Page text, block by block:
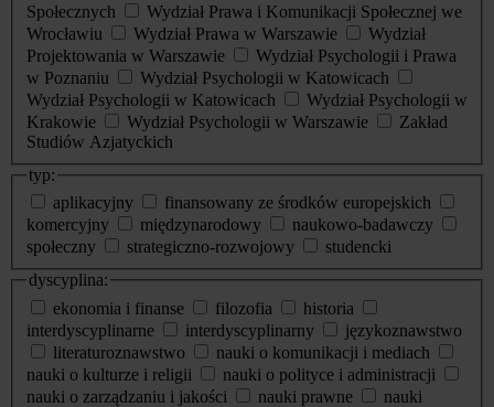
Społecznych
Wydział Prawa i Komunikacji Społecznej we
Wrocławiu
Wydział Prawa w Warszawie
Wydział
Projektowania w Warszawie
Wydział Psychologii i Prawa
w Poznaniu
Wydział Psychologii w Katowicach
Wydział Psychologii w Katowicach
Wydział Psychologii w
Krakowie
Wydział Psychologii w Warszawie
Zakład
Studiów Azjatyckich
typ:
aplikacyjny
finansowany ze środków europejskich
komercyjny
międzynarodowy
naukowo-badawczy
społeczny
strategiczno-rozwojowy
studencki
dyscyplina:
ekonomia i finanse
filozofia
historia
interdyscyplinarne
interdyscyplinarny
językoznawstwo
literaturoznawstwo
nauki o komunikacji i mediach
nauki o kulturze i religii
nauki o polityce i administracji
nauki o zarządzaniu i jakości
nauki prawne
nauki